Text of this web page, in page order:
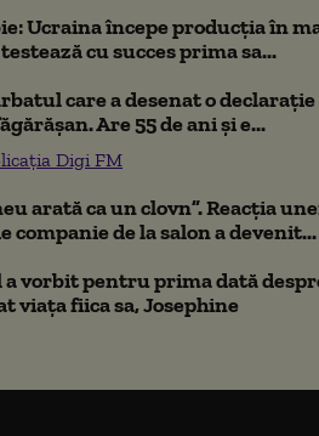
Ucraina începe producția în
cu succes prima sa...
care a desenat o
Are 55 de ani și e...
Digi FM
arată ca un clovn”. Reacția
companie de la salon a devenit...
a vorbit pentru prima dată
viața fiica sa, Josephine